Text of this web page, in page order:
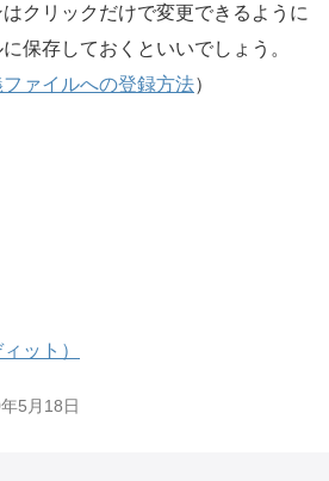
クリックだけで変更できるように
保存しておくといいでしょう。
ァイルへの登録方法）
ット）
5月18日